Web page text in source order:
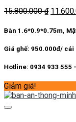
15.800.000₫ Giá
là:
Bàn 1.6*0.9*0.75m,
Giá ghế: 950.000đ/ cái
Hotline: 0934 933 555
Giảm giá!